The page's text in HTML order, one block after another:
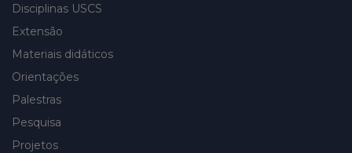
Disciplinas USCS
Extensão
Materiais didáticos
Orientações
Palestras
Pesquisa
Projetos